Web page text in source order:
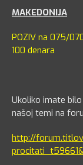
MAKEDONIJA
POZIV na 075/
100 denara
Ukoliko imate
našoj temi na
http://